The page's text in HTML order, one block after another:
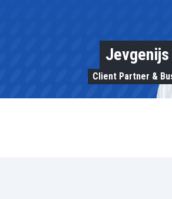
Client Partner &